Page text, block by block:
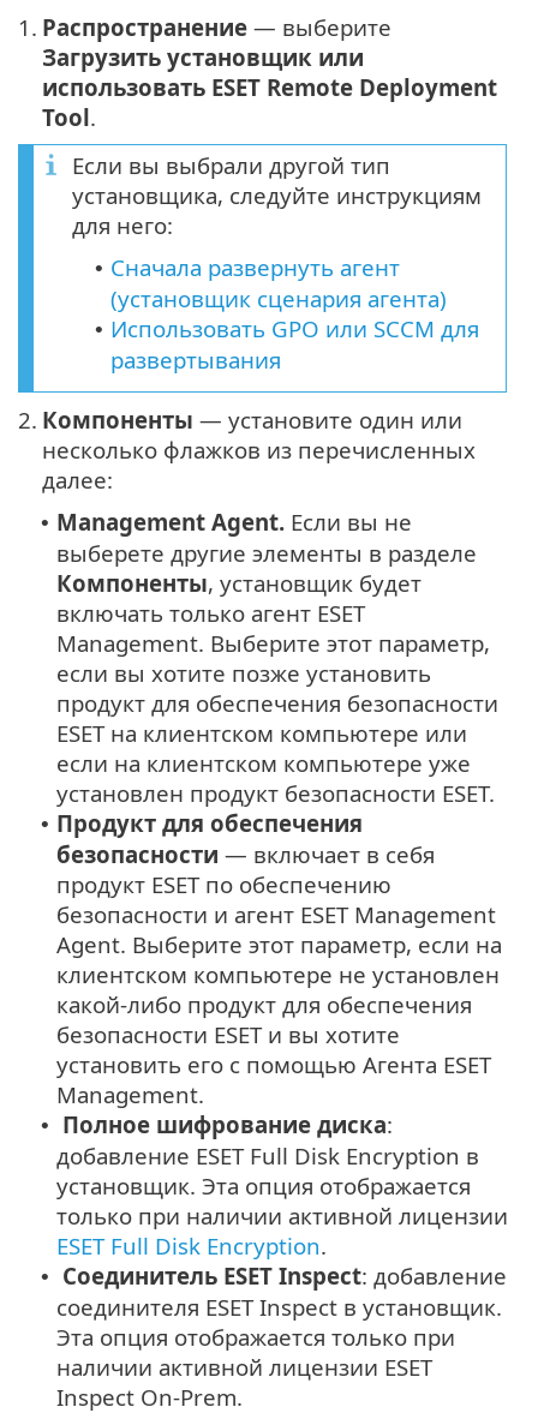
1. Распространение — выберите
Загрузить установщик или
использовать ESET Remote Deployment
Tool.
Если вы выбрали другой тип
установщика, следуйте инструкциям
для него:
• Сначала развернуть агент
(установщик сценария агента)
• Использовать GPO или SCCM для
развертывания
2. Компоненты — установите один или
несколько флажков из перечисленных
далее:
• Management Agent. Если вы не
выберете другие элементы в разделе
Компоненты, установщик будет
включать только агент ESET
Management. Выберите этот параметр,
если вы хотите позже установить
продукт для обеспечения безопасности
ESET на клиентском компьютере или
если на клиентском компьютере уже
установлен продукт безопасности ESET.
• Продукт для обеспечения
безопасности — включает в себя
продукт ESET по обеспечению
безопасности и агент ESET Management
Agent. Выберите этот параметр, если на
клиентском компьютере не установлен
какой-либо продукт для обеспечения
безопасности ESET и вы хотите
установить его с помощью Агента ESET
Management.
• Полное шифрование диска:
добавление ESET Full Disk Encryption в
установщик. Эта опция отображается
только при наличии активной лицензии
ESET Full Disk Encryption.
• Соединитель ESET Inspect: добавление
соединителя ESET Inspect в установщик.
Эта опция отображается только при
наличии активной лицензии ESET
Inspect On-Prem.